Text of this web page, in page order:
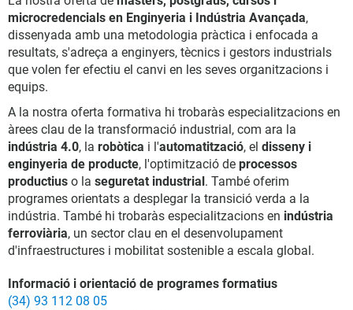
microcredencials en Enginyeria i Indústria Avançada,
dissenyada amb una metodologia pràctica i enfocada a
resultats, s'adreça a enginyers, tècnics i gestors industrials
que volen fer efectiu el canvi en les seves organitzacions i
equips.
A la nostra oferta formativa hi trobaràs especialitzacions en
àrees clau de la transformació industrial, com ara la
indústria 4.0, la robòtica i l'automatització, el disseny i
enginyeria de producte, l'optimització de processos
productius o la seguretat industrial. També oferim
programes orientats a desplegar la transició verda a la
indústria. També hi trobaràs especialitzacions en indústria
ferroviària, un sector clau en el desenvolupament
d'infraestructures i mobilitat sostenible a escala global.
Informació i orientació de programes formatius
(34) 93 112 08 05